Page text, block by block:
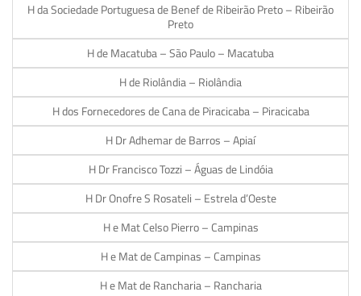
H da Sociedade Portuguesa de Benef de Ribeirão Preto – Ribeirão
Preto
H de Macatuba – São Paulo – Macatuba
H de Riolândia – Riolândia
H dos Fornecedores de Cana de Piracicaba – Piracicaba
H Dr Adhemar de Barros – Apiaí
H Dr Francisco Tozzi – Águas de Lindóia
H Dr Onofre S Rosateli – Estrela d’Oeste
H e Mat Celso Pierro – Campinas
H e Mat de Campinas – Campinas
H e Mat de Rancharia – Rancharia